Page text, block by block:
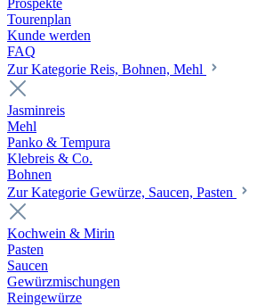
Prospekte
Tourenplan
Kunde werden
FAQ
Zur Kategorie Reis, Bohnen, Mehl
Jasminreis
Mehl
Panko & Tempura
Klebreis & Co.
Bohnen
Zur Kategorie Gewürze, Saucen, Pasten
Kochwein & Mirin
Pasten
Saucen
Gewürzmischungen
Reingewürze